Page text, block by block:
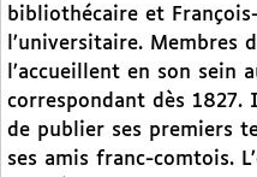
bibliothécaire et
l’universitaire. Membres
l’accueillent en son sein
correspondant dès
de publier ses premiers
ses amis franc-comtois.